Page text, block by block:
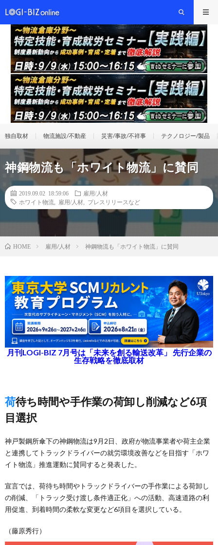
独自取材 物流施設/不動産 災害/事故/不祥事 テクノロジー/製品
神鋼物流も「ホワイト物流」に賛同
2019.09.02 18:59:06
雇用/人材
ホワイト物流
雇用/人材 プレスリリースなど
HOME 雇用/人材 神鋼物流も「ホワイト物流」に賛同
月刊LOGI-BIZ 7月号は「未来を創る輸送改革」 先行企業の
生存戦略を徹底取材
荷待ち時間や手作業の荷卸し削減など6項
目選択
神戸製鋼所傘下の神鋼物流は9月2日、政府が物流事業者や荷主企業
と連携してトラックドライバーの就労環境改善などを目指す「ホワ
イト物流」推進運動に賛同すると発表した。
宣言では、荷待ち時間やトラックドライバーの手作業による荷卸し
の削減、「トラック受け渡し条件適正化」への活動、高速道路の利
用促進、到着時間の柔軟な変更など6項目を選択している。
（藤原秀行）